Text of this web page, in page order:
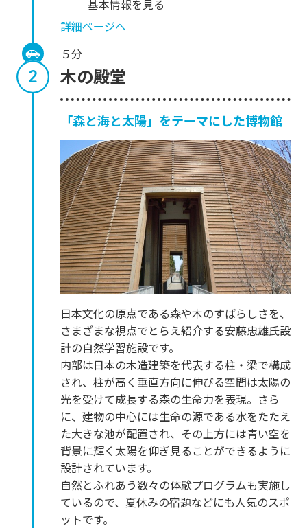
基本情報を見る
詳細ページへ
５分
木の殿堂
「森と海と太陽」をテーマにした博物館
日本文化の原点である森や木のすばらしさを、
さまざまな視点でとらえ紹介する安藤忠雄氏設
計の自然学習施設です。
内部は日本の木造建築を代表する柱・梁で構成
され、柱が高く垂直方向に伸びる空間は太陽の
光を受けて成長する森の生命力を表現。さら
に、建物の中心には生命の源である水をたたえ
た大きな池が配置され、その上方には青い空を
背景に輝く太陽を仰ぎ見ることができるように
設計されています。
自然とふれあう数々の体験プログラムも実施し
ているので、夏休みの宿題などにも人気のスポ
ットです。